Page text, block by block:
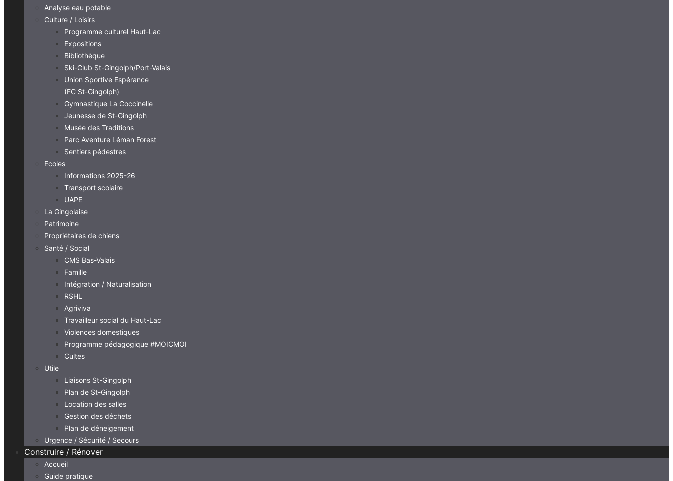
Analyse eau potable
Culture / Loisirs
Programme culturel Haut-Lac
Expositions
Bibliothèque
Ski-Club St-Gingolph/Port-Valais
Union Sportive Espérance
(FC St-Gingolph)
Gymnastique La Coccinelle
Jeunesse de St-Gingolph
Musée des Traditions
Parc Aventure Léman Forest
Sentiers pédestres
Ecoles
Informations 2025-26
Transport scolaire
UAPE
La Gingolaise
Patrimoine
Propriétaires de chiens
Santé / Social
CMS Bas-Valais
Famille
Intégration / Naturalisation
RSHL
Agriviva
Travailleur social du Haut-Lac
Violences domestiques
Programme pédagogique #MOICMOI
Cultes
Utile
Liaisons St-Gingolph
Plan de St-Gingolph
Location des salles
Gestion des déchets
Plan de déneigement
Urgence / Sécurité / Secours
Construire / Rénover
Accueil
Guide pratique